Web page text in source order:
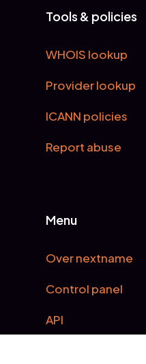
Tools & policies
WHOIS lookup
Provider lookup
ICANN policies
Report abuse
Menu
Over nextname
Control panel
API